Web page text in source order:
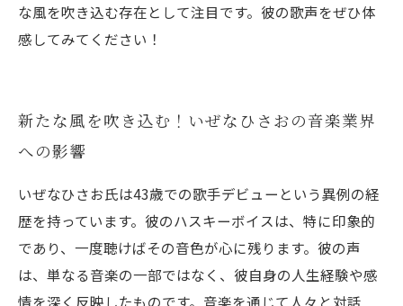
な風を吹き込む存在として注目です。彼の歌声をぜひ体
感してみてください！
新たな風を吹き込む！いぜなひさおの音楽業界
への影響
いぜなひさお氏は43歳での歌手デビューという異例の経
歴を持っています。彼のハスキーボイスは、特に印象的
であり、一度聴けばその音色が心に残ります。彼の声
は、単なる音楽の一部ではなく、彼自身の人生経験や感
情を深く反映したものです。音楽を通じて人々と対話